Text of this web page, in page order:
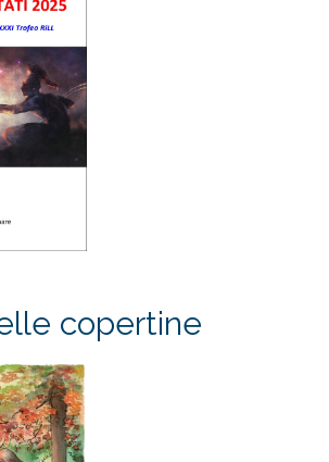
copertine